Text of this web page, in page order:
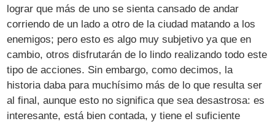
lograr que más de uno se sienta cansado de andar
corriendo de un lado a otro de la ciudad matando a los
enemigos; pero esto es algo muy subjetivo ya que en
cambio, otros disfrutarán de lo lindo realizando todo este
tipo de acciones. Sin embargo, como decimos, la
historia daba para muchísimo más de lo que resulta ser
al final, aunque esto no significa que sea desastrosa: es
interesante, está bien contada, y tiene el suficiente